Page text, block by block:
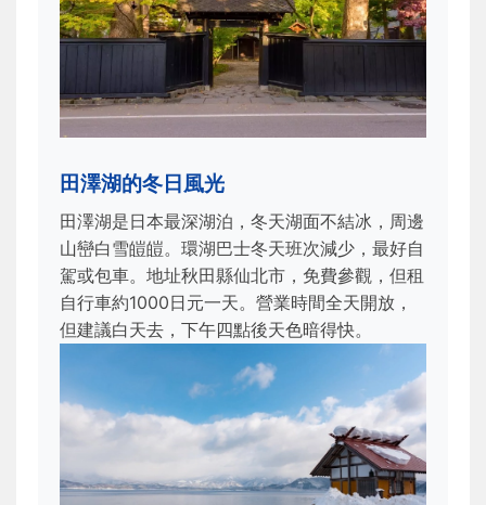
田澤湖的冬日風光
田澤湖是日本最深湖泊，冬天湖面不結冰，周邊
山巒白雪皚皚。環湖巴士冬天班次減少，最好自
駕或包車。地址秋田縣仙北市，免費參觀，但租
自行車約1000日元一天。營業時間全天開放，
但建議白天去，下午四點後天色暗得快。